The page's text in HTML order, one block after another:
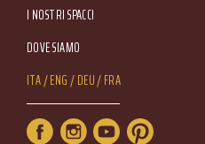
I NOSTRI SPACCI
DOVE SIAMO
Lang Menu
ITA ENG DEU FRA
Service Menu